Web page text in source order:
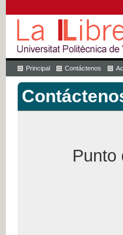
Principal Contáctenos
Punto